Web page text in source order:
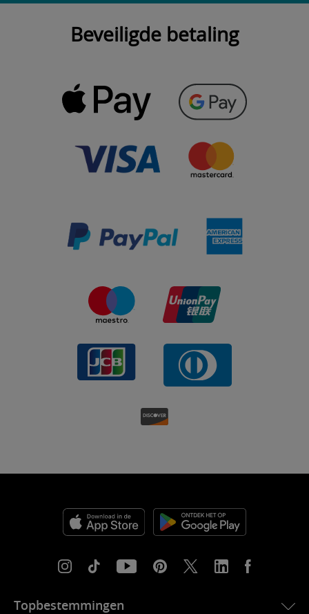
Beveiligde betaling
Topbestemmingen